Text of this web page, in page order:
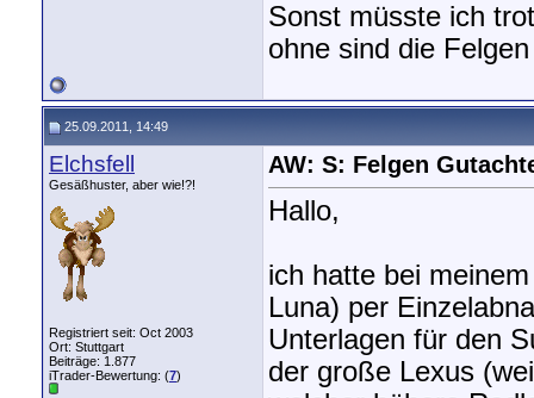
Sonst müsste ich
ohne sind die
25.09.2011, 14:49
Elchsfell
Gesäßhuster, aber wie!?!
Registriert seit: Oct 2003
Ort: Stuttgart
Beiträge: 1.877
iTrader-Bewertung: (7)
AW: S: Felgen
Hallo,
ich hatte bei
Luna) per
Unterlagen für den
der große Lexus